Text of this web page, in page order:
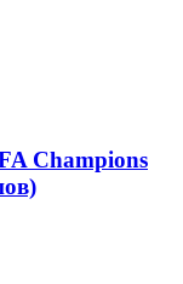
Champions